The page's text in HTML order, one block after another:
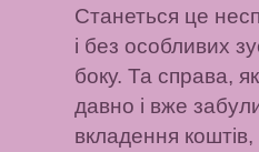
Станеться це
і без особливих
боку. Та справа,
давно і вже
вкладення коштів,